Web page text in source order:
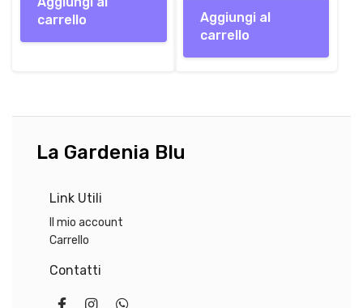
carrello
a
l
:
5
15,00 €.
Aggiungi al
carrello
La Gardenia Blu
Link Utili
Il mio account
Carrello
Contatti